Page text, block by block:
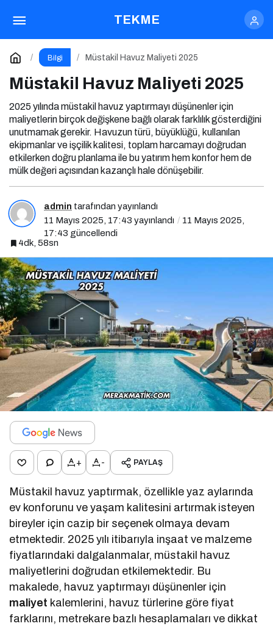
TEKME
Bilgi Müstakil Havuz Maliyeti 2025
Müstakil Havuz Maliyeti 2025
2025 yılında müstakil havuz yaptırmayı düşünenler için
maliyetlerin birçok değişkene bağlı olarak farklılık gösterdiğini
unutmamak gerekir. Havuzun türü, büyüklüğü, kullanılan
ekipmanlar ve işçilik kalitesi, toplam harcamayı doğrudan
etkilerken doğru planlama ile bu yatırım hem konfor hem de
mülk değeri açısından kazançlı hale dönüşebilir.
admin tarafından yayınlandı
11 Mayıs 2025, 17:43 yayınlandı
11 Mayıs 2025,
17:43 güncellendi
4dk, 58sn
+ - PAYLAŞ
Müstakil havuz yaptırmak, özellikle yaz aylarında
ev konforunu ve yaşam kalitesini artırmak isteyen
bireyler için cazip bir seçenek olmaya devam
etmektedir. 2025 yılı itibarıyla inşaat ve malzeme
fiyatlarındaki dalgalanmalar, müstakil havuz
maliyetlerini doğrudan etkilemektedir. Bu
makalede, havuz yaptırmayı düşünenler için
maliyet kalemlerini, havuz türlerine göre fiyat
farklarını, metrekare bazlı hesaplamaları ve dikkat
Müstakil Havuz Maliyeti 2025
Yorum Yap